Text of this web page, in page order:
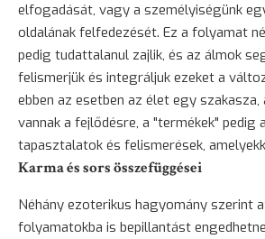
elfogadását, vagy a személyiségünk
oldalának felfedezését. Ez a folyamat
pedig tudattalanul zajlik, és az álmok
felismerjük és integráljuk ezeket a
ebben az esetben az élet egy
vannak a fejlődésre, a "termékek" pedig
tapasztalatok és felismerések,
Karma és sors összefüggései
Néhány ezoterikus hagyomány szerint
folyamatokba is bepillantást